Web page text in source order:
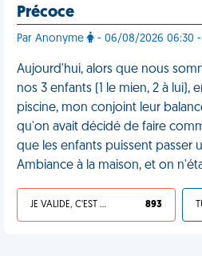
Précoce
Par Anonyme - 06/08/2026 06:30
Aujourd'hui, alors que nous
nos 3 enfants (1 le mien, 2 à lui),
piscine, mon conjoint leur
qu'on avait décidé de faire
que les enfants puissent passer
Ambiance à la maison, et on
JE VALIDE, C'EST UNE VDM 893